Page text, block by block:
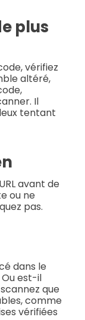
plus
vérifiez
altéré,
Il
tentant
avant de
ou ne
pas.
dans le
est-il
que
comme
vérifiées